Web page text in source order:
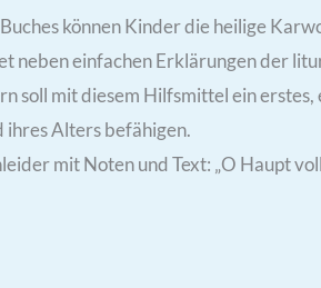
können Kinder die heilige
neben einfachen Erklärungen der
soll mit diesem Hilfsmittel ein
ihres Alters befähigen.
mit Noten und Text: „O Haupt